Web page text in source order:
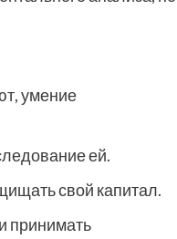
умение
ей.
свой капитал.
принимать